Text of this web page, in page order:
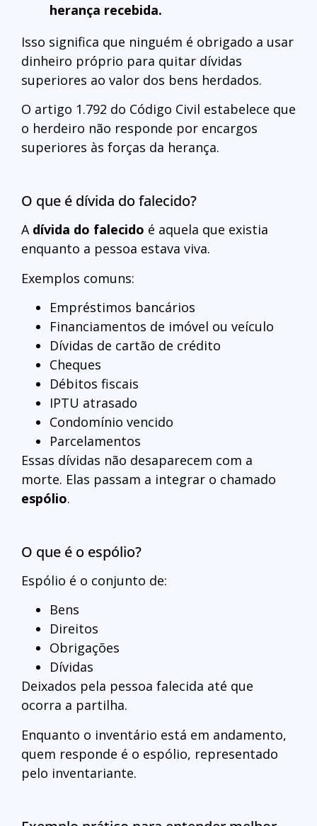
herança recebida.
Isso significa que ninguém é obrigado a usar
dinheiro próprio para quitar dívidas
superiores ao valor dos bens herdados.
O artigo 1.792 do Código Civil estabelece que
o herdeiro não responde por encargos
superiores às forças da herança.
O que é dívida do falecido?
A dívida do falecido é aquela que existia
enquanto a pessoa estava viva.
Exemplos comuns:
Empréstimos bancários
Financiamentos de imóvel ou veículo
Dívidas de cartão de crédito
Cheques
Débitos fiscais
IPTU atrasado
Condomínio vencido
Parcelamentos
Essas dívidas não desaparecem com a
morte. Elas passam a integrar o chamado
espólio.
O que é o espólio?
Espólio é o conjunto de:
Bens
Direitos
Obrigações
Dívidas
Deixados pela pessoa falecida até que
ocorra a partilha.
Enquanto o inventário está em andamento,
quem responde é o espólio, representado
pelo inventariante.